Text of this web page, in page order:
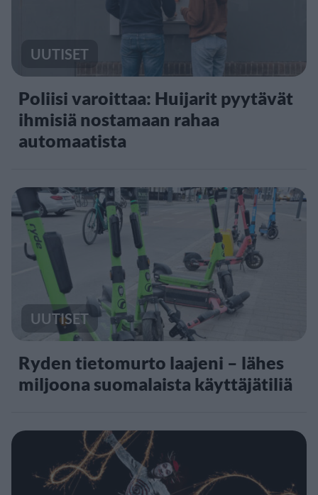
UUTISET
Poliisi varoittaa: Huijarit pyytävät
ihmisiä nostamaan rahaa
automaatista
UUTISET
Ryden tietomurto laajeni – lähes
miljoona suomalaista käyttäjätiliä